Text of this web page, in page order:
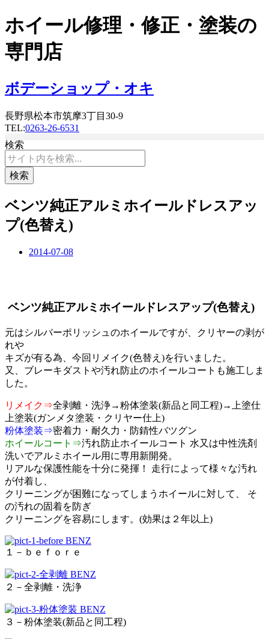
コ
ン
テ
ン
に
ス
ッ
プ
ホイール修理・修正・塗装の
専門店
ボデーショップ・オキ
長野県松本市筑摩3丁目30-9
TEL:0263-26-6531
検索
検索
ベンツ純正アルミホイールドレスアッ
プ(色替え)
2014-07-08
ベンツ純正アルミホイールドレスアップ(色替え)
元はシルバーポリッシュのホイールですが、クリヤーの剥が
れや
キズが有る為、今回リメイク(色替え)を行いました。
又、ブレーキダストや汚れ防止のホイールコートも施工しま
した。
リメイク⇒全剥離・洗浄→粉体塗装(新品と同工程)→上塗仕
上塗装(ガンメタ塗装・クリヤー仕上)
粉体塗装⇒密着力・耐久力・防錆性バツグン
ホイールコート⇒汚れ防止ホイールコート 水又は中性洗剤
洗いでアルミホイール用に専用新開発。
リアルな保護性能を十分に発揮！ 走行によって様々な汚れ
が付着し、
クリーニングが困難になってしまうホイールに対して、 そ
の汚れの固着を防ぎ
クリーニングを容易にします。(効果は２年以上)
１－ｂｅｆｏｒｅ
２－全剥離・洗浄
３－粉体塗装(新品と同工程)